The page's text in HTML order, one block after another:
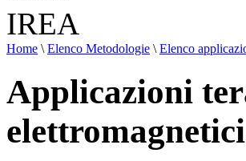
Home \ Elenco Metodologie \ Elenco
Applicazioni
elettromagnetici